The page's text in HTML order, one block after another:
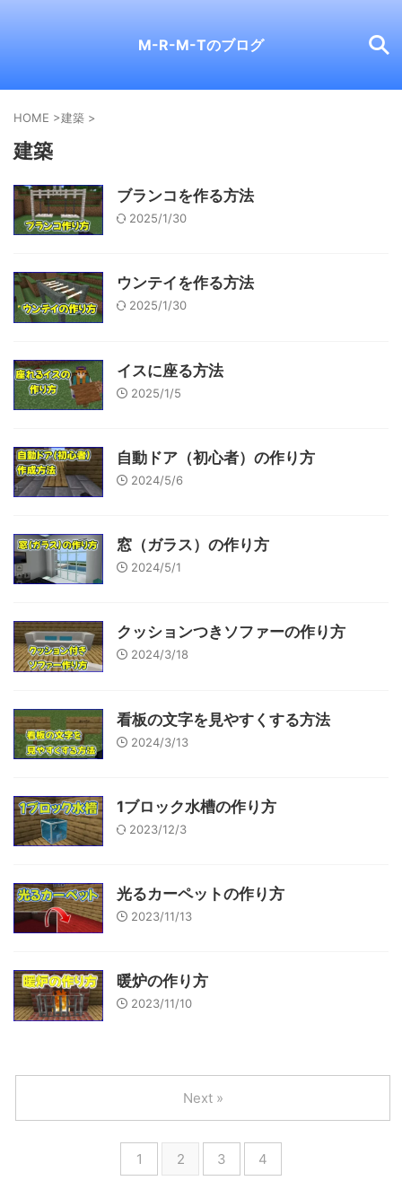
M-R-M-Tのブログ
HOME >建築 >
建築
ブランコを作る方法
2025/1/30
ウンテイを作る方法
2025/1/30
イスに座る方法
2025/1/5
自動ドア（初心者）の作り方
2024/5/6
窓（ガラス）の作り方
2024/5/1
クッションつきソファーの作り方
2024/3/18
看板の文字を見やすくする方法
2024/3/13
1ブロック水槽の作り方
2023/12/3
光るカーペットの作り方
2023/11/13
暖炉の作り方
2023/11/10
1 2 3 4
Next »